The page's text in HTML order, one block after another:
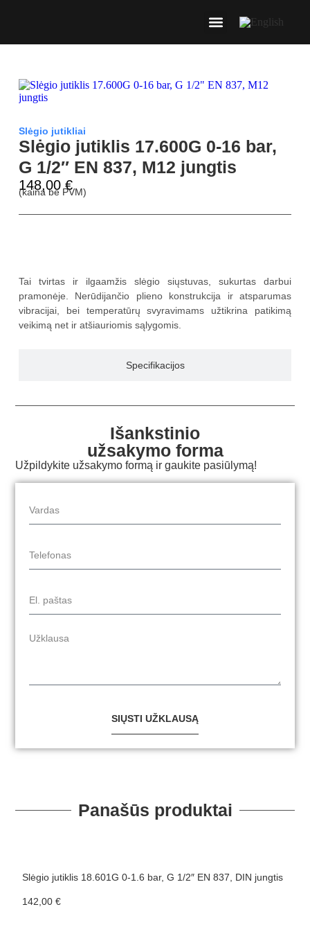
Slėgio jutikliai
Slėgio jutiklis 17.600G 0-16 bar,
G 1/2″ EN 837, M12 jungtis
148,00€
(kaina be PVM)
Specifikacijos
Tai tvirtas ir ilgaamžis slėgio siųstuvas, sukurtas darbui
pramonėje. Nerūdijančio plieno konstrukcija ir atsparumas
vibracijai, bei temperatūrų svyravimams užtikrina patikimą
veikimą net ir atšiauriomis sąlygomis.
Išankstinio
užsakymo forma
Užpildykite užsakymo formą ir gaukite pasiūlymą!
SIŲSTI UŽKLAUSĄ
Panašūs produktai
Slėgio jutiklis 18.601G 0-1.6 bar, G 1/2″ EN 837, DIN jungtis
142,00€